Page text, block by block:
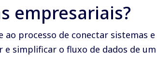
empresariais?
ao processo de conectar sistemas e
simplificar o fluxo de dados de um